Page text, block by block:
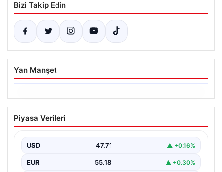
Bizi Takip Edin
Yan Manşet
06.08.2026
Trabzonspor’da Mohamed Salah’ın
Transferinde Görkemli İmza Töreni:
Trabzonspor, dünya futbolunun yıldız isimlerinden
yaşıyor. Yoğun ilgiyle karşılanan…
Piyasa Verileri
USD 47.71 ▲ +0.16%
EUR 55.18 ▲ +0.30%